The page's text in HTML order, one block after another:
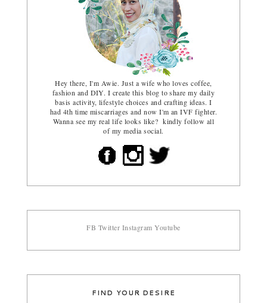
Hey there, I'm Awie. Just a wife who loves coffee,
fashion and DIY. I create this blog to share my daily
basis activity, lifestyle choices and crafting ideas. I
had 4th time miscarriages and now I'm an IVF fighter.
Wanna see my real life looks like? kindly follow all
of my media social.
FB Twitter Instagram Youtube
FIND YOUR DESIRE